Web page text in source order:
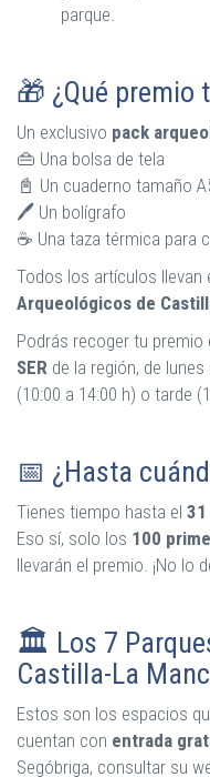
parque.
🎁 ¿Qué premio
Un exclusivo pack
👜 Una bolsa de tela
📓 Un cuaderno tamaño
🖊️ Un bolígrafo
☕ Una taza térmica para
Todos los artículos
Arqueológicos de
Podrás recoger tu premio
SER de la región, de
(10:00 a 14:00 h) o tarde
📅 ¿Hasta
Tienes tiempo hasta el
Eso sí, solo los 100
llevarán el premio. ¡No lo
🏛️ Los 7
Castilla-La
Estos son los espacios
cuentan con entrada
Segóbriga, consultar su